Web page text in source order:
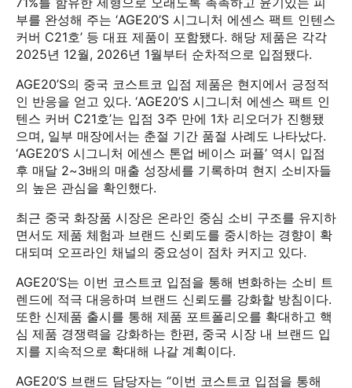
부를 완성해 주는 ‘AGE20’S 시그니처 에센스 팩트 인텐스
커버 C21호’ 등 대표 제품이 포함됐다. 해당 제품은 각각
2025년 12월, 2026년 1월부터 순차적으로 입점됐다.
AGE20’S의 중국 코스트코 입점 제품은 현지에서 긍정적
인 반응을 얻고 있다. ‘AGE20’S 시그니처 에센스 팩트 인
텐스 커버 C21호’는 입점 3주 만에 1차 리오더가 진행됐
으며, 일부 매장에서는 춘절 기간 품절 사례도 나타났다.
‘AGE20’S 시그니처 에센스 톤업 베이스 퍼플’ 역시 입점
후 매달 2~3배의 매출 성장세를 기록하며 현지 소비자들
의 높은 관심을 확인했다.
최근 중국 화장품 시장은 온라인 중심 소비 구조를 유지하
면서도 제품 체험과 브랜드 신뢰도를 중시하는 경향이 확
대되며 오프라인 채널의 중요성이 점차 커지고 있다.
AGE20’S는 이번 코스트코 입점을 통해 변화하는 소비 트
렌드에 적극 대응하며 브랜드 신뢰도를 강화할 방침이다.
또한 신제품 출시를 통해 제품 포트폴리오를 확대하고 핵
심 제품 경쟁력을 강화하는 한편, 중국 시장 내 브랜드 입
지를 지속적으로 확대해 나갈 계획이다.
AGE20’S 브랜드 담당자는 “이번 코스트코 입점을 통해